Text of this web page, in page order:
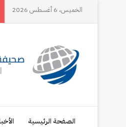
الخميس، 6 أغسطس 2026
التغريدة الذهبية 90
الصفحة الرئيسية